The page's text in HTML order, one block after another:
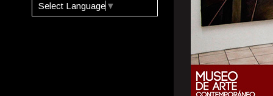
Select Language ▼